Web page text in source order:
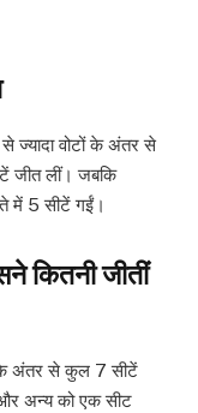
ज्यादा वोटों के अंतर से
जीत लीं। जबकि
में 5 सीटें गईं।
कितनी जीतीं
के अंतर से कुल 7 सीटें
अन्य को एक सीट